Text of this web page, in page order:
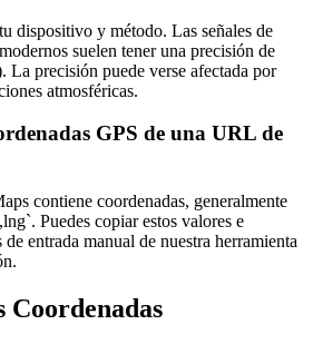
dispositivo y método. Las señales de
suelen tener una precisión de
La precisión puede verse afectada por
atmosféricas.
GPS de una URL de
contiene coordenadas, generalmente
Puedes copiar estos valores e
entrada manual de nuestra herramienta
Coordenadas